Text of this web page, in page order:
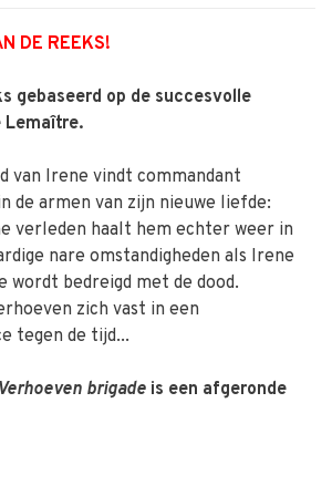
DE REEKS!
gebaseerd op de succesvolle
Lemaître.
van Irene vindt commandant
de armen van zijn nieuwe liefde:
verleden haalt hem echter weer in
nare omstandigheden als Irene
bedreigd met de dood.
zich vast in een
tegen de tijd...
brigade is een afgeronde